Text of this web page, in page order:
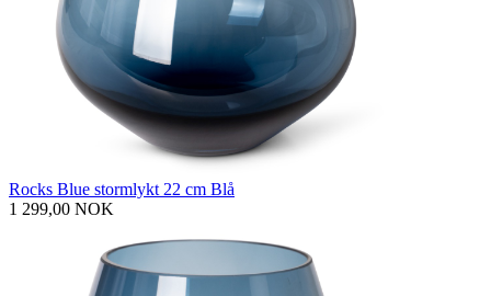
Rocks Blue stormlykt 22 cm Blå
1 299,00 NOK